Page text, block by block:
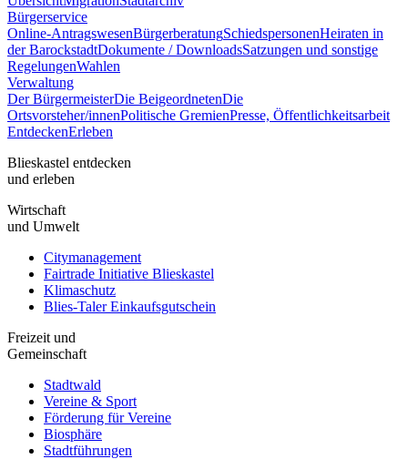
Bürgerservice
Online-AntragswesenBürgerberatungSchiedspersonenHeiraten in
der BarockstadtDokumente / DownloadsSatzungen und sonstige
RegelungenWahlen
Verwaltung
Der BürgermeisterDie BeigeordnetenDie
Ortsvorsteher/innenPolitische GremienPresse, Öffentlichkeitsarbeit
EntdeckenErleben
Blieskastel entdecken
und erleben
Wirtschaft
und Umwelt
Citymanagement
Fairtrade Initiative Blieskastel
Klimaschutz
Blies-Taler Einkaufsgutschein
Freizeit und
Gemeinschaft
Stadtwald
Vereine & Sport
Förderung für Vereine
Biosphäre
Stadtführungen